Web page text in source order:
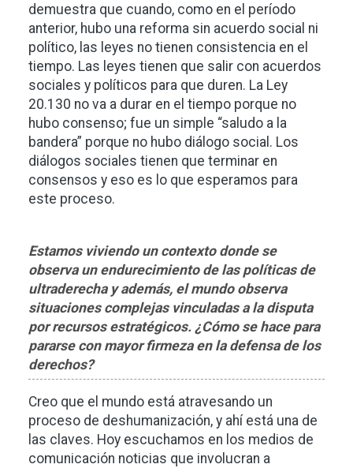
demuestra que cuando, como en el período
anterior, hubo una reforma sin acuerdo social ni
político, las leyes no tienen consistencia en el
tiempo. Las leyes tienen que salir con acuerdos
sociales y políticos para que duren. La Ley
20.130 no va a durar en el tiempo porque no
hubo consenso; fue un simple “saludo a la
bandera” porque no hubo diálogo social. Los
diálogos sociales tienen que terminar en
consensos y eso es lo que esperamos para
este proceso.
Estamos viviendo un contexto donde se
observa un endurecimiento de las políticas de
ultraderecha y además, el mundo observa
situaciones complejas vinculadas a la disputa
por recursos estratégicos. ¿Cómo se hace para
pararse con mayor firmeza en la defensa de los
derechos?
Creo que el mundo está atravesando un
proceso de deshumanización, y ahí está una de
las claves. Hoy escuchamos en los medios de
comunicación noticias que involucran a